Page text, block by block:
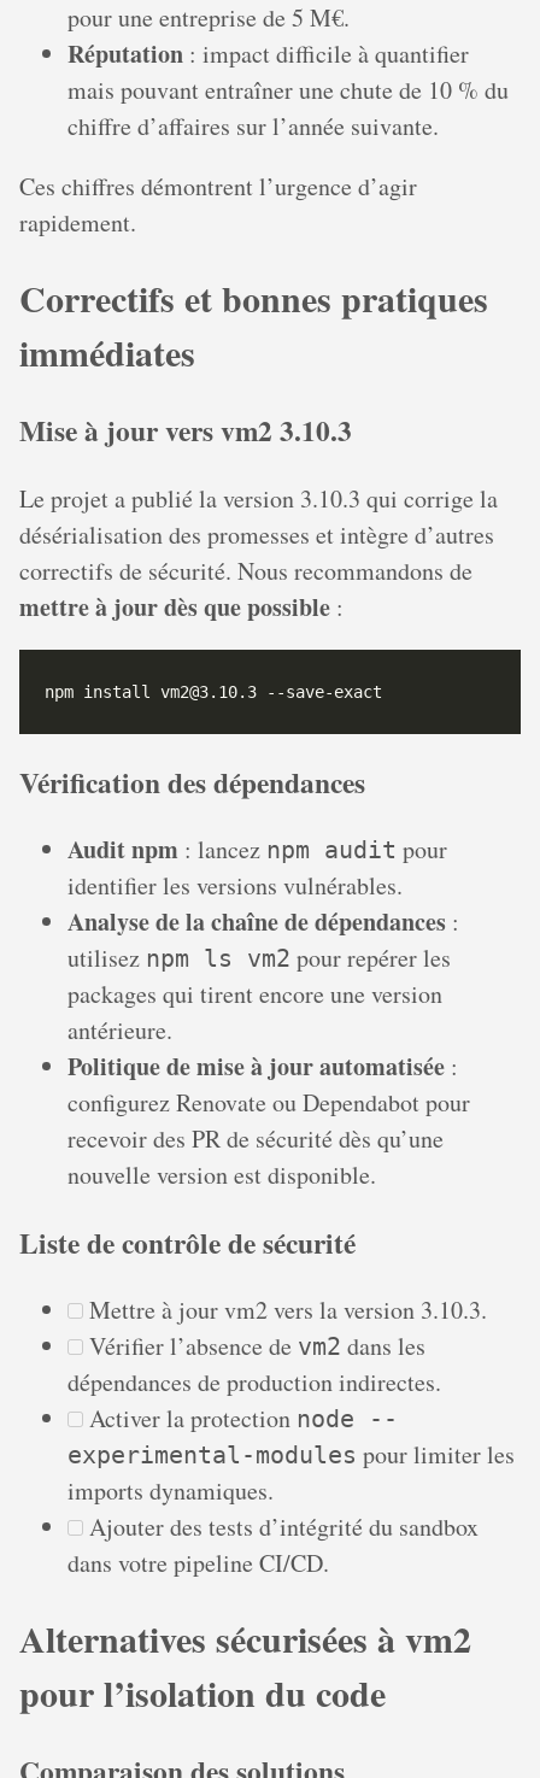
pour une entreprise de 5 M€.
Réputation : impact difficile à quantifier
mais pouvant entraîner une chute de 10 % du
chiffre d’affaires sur l’année suivante.
Ces chiffres démontrent l’urgence d’agir
rapidement.
Correctifs et bonnes pratiques
immédiates
Mise à jour vers vm2 3.10.3
Le projet a publié la version 3.10.3 qui corrige la
désérialisation des promesses et intègre d’autres
correctifs de sécurité. Nous recommandons de
mettre à jour dès que possible :
Vérification des dépendances
Audit npm : lancez npm audit pour
identifier les versions vulnérables.
Analyse de la chaîne de dépendances :
utilisez npm ls vm2 pour repérer les
packages qui tirent encore une version
antérieure.
Politique de mise à jour automatisée :
configurez Renovate ou Dependabot pour
recevoir des PR de sécurité dès qu’une
nouvelle version est disponible.
Liste de contrôle de sécurité
Mettre à jour vm2 vers la version 3.10.3.
Vérifier l’absence de vm2 dans les
dépendances de production indirectes.
Activer la protection node --
experimental-modules pour limiter les
imports dynamiques.
Ajouter des tests d’intégrité du sandbox
dans votre pipeline CI/CD.
Alternatives sécurisées à vm2
pour l’isolation du code